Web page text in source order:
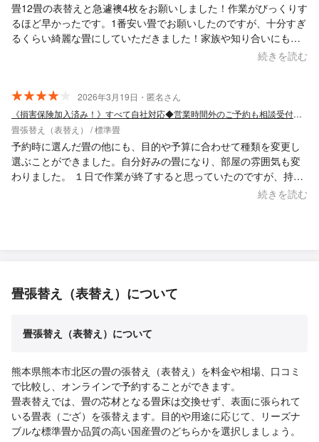
畳12畳の表替えと急遽襖4枚をお願いしました！作業がびっくりす
るほど早かったです。1番安い畳でお願いしたのですが、十分すぎ
るくらい綺麗な畳にしていただきました！家族や知り合いにも紹
続きを読む
2026年3月19日・匿名さん
《損害保険加入済み！》すべて自社対応◆営業時間外のご予約も相談受付中◆
畳張替え（表替え） / 標準畳
予約時に選んだ畳の他にも、目的や予算に合わせて種類を変更し
選ぶことができました。自分好みの畳になり、部屋の雰囲気も変
わりました。 １日で作業が終了すると思っていたのですが、持ち
帰り作業されるとのことで、３日後に搬入という形でした。しば
続きを読む
畳張替え（表替え）について
畳張替え（表替え）について
熊本県熊本市北区の畳の張替え（表替え）を料金や相場、口コミ
で比較し、オンラインで予約することができます。
畳表替えでは、畳の芯材となる畳床は交換せず、表面に張られて
いる畳表（ござ）を張替えます。目的や用途に応じて、リーズナ
ブルな標準畳か品質の高い国産畳のどちらかを選択しましょう。